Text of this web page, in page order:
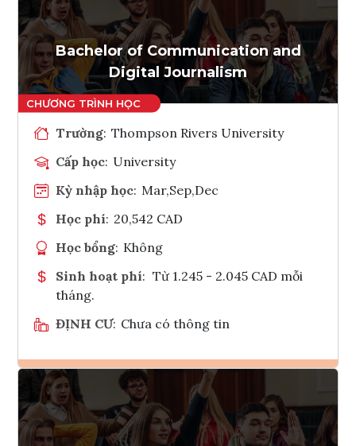
Ghi danh
Tham vấn Interlink
Bachelor of Communication and
Digital Journalism
Trường: Thompson Rivers University
Cấp học: University
Kỳ nhập học: Mar,Sep,Dec
Học phí: 20,542 CAD
Học bổng: Không
Sinh hoạt phí: Từ 1.245 - 2.045 CAD mỗi
tháng.
ĐỊNH CƯ: Chưa có thông tin
Ghi danh
Tham vấn Interlink